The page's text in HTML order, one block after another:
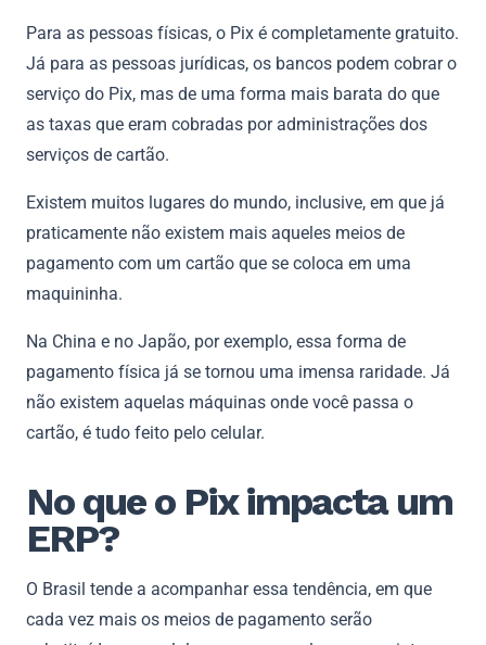
Para as pessoas físicas, o Pix é completamente gratuito.
Já para as pessoas jurídicas, os bancos podem cobrar o
serviço do Pix, mas de uma forma mais barata do que
as taxas que eram cobradas por administrações dos
serviços de cartão.
Existem muitos lugares do mundo, inclusive, em que já
praticamente não existem mais aqueles meios de
pagamento com um cartão que se coloca em uma
maquininha.
Na China e no Japão, por exemplo, essa forma de
pagamento física já se tornou uma imensa raridade. Já
não existem aquelas máquinas onde você passa o
cartão, é tudo feito pelo celular.
No que o Pix impacta um
ERP?
O Brasil tende a acompanhar essa tendência, em que
cada vez mais os meios de pagamento serão